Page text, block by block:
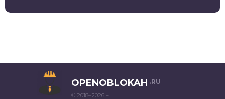
OPENOBLOKAH .RU
© 2018–2026 –